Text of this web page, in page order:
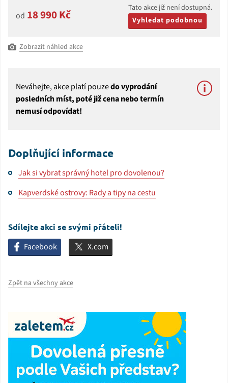
od 18 990 Kč
Tato akce již není dostupná.
Vyhledat podobnou
Zobrazit náhled akce
Neváhejte, akce platí pouzedo vyprodání
posledních míst, poté již cena nebo termín
nemusí odpovídat!
Doplňující informace
Jak si vybrat správný hotel pro dovolenou?
Kapverdské ostrovy: Rady a tipy na cestu
Sdílejte akci se svými přáteli!
Facebook X.com
Zpět na všechny akce